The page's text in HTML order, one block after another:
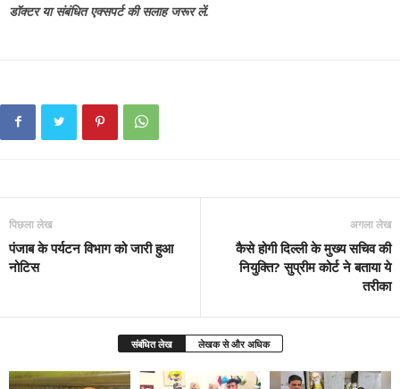
डॉक्टर या संबंधित एक्सपर्ट की सलाह जरूर लें.
पिछला लेख
पंजाब के पर्यटन विभाग को जारी हुआ
नोटिस
अगला लेख
कैसे होगी दिल्ली के मुख्य सचिव की
नियुक्ति? सुप्रीम कोर्ट ने बताया ये
तरीका
संबंधित लेख लेखक से और अधिक